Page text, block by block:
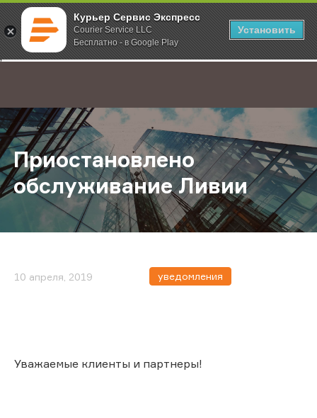
Курьер Сервис Экспресс
Courier Service LLC
Бесплатно - в Google Play
Установить
;
Главная О компании Новости Приостановлено обслуживание
Приостановлено
обслуживание Ливии
10 апреля, 2019 уведомления
Уважаемые клиенты и партнеры!